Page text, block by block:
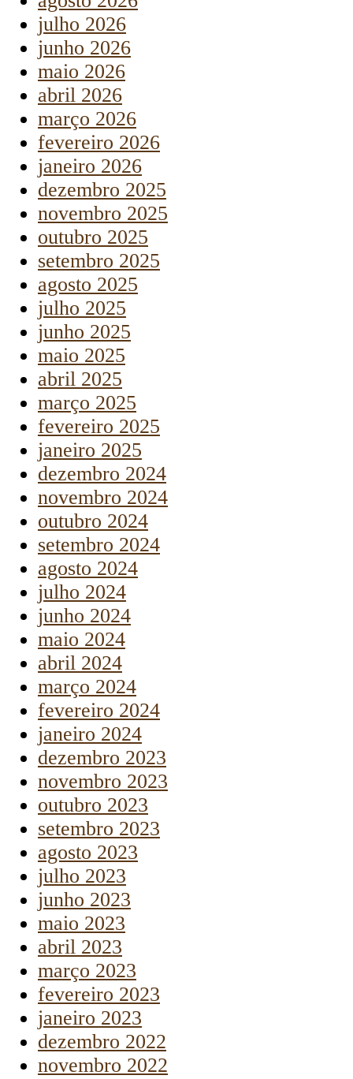
julho 2026
junho 2026
maio 2026
abril 2026
março 2026
fevereiro 2026
janeiro 2026
dezembro 2025
novembro 2025
outubro 2025
setembro 2025
agosto 2025
julho 2025
junho 2025
maio 2025
abril 2025
março 2025
fevereiro 2025
janeiro 2025
dezembro 2024
novembro 2024
outubro 2024
setembro 2024
agosto 2024
julho 2024
junho 2024
maio 2024
abril 2024
março 2024
fevereiro 2024
janeiro 2024
dezembro 2023
novembro 2023
outubro 2023
setembro 2023
agosto 2023
julho 2023
junho 2023
maio 2023
abril 2023
março 2023
fevereiro 2023
janeiro 2023
dezembro 2022
novembro 2022